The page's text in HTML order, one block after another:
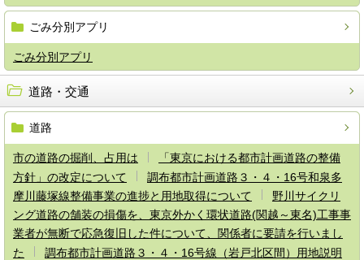
ごみ分別アプリ
ごみ分別アプリ
道路・交通
道路
市の道路の掘削、占用は
「東京における都市計画道路の整備
方針」の改定について
調布都市計画道路３・４・16号和泉多
摩川藤塚線整備事業の進捗と用地取得について
野川サイクリ
ング道路の舗装の損傷を、東京外かく環状道路(関越～東名)工事事
業者が無断で応急復旧した件について、関係者に要請を行いまし
た
調布都市計画道路３・４・16号線（岩戸北区間）用地説明